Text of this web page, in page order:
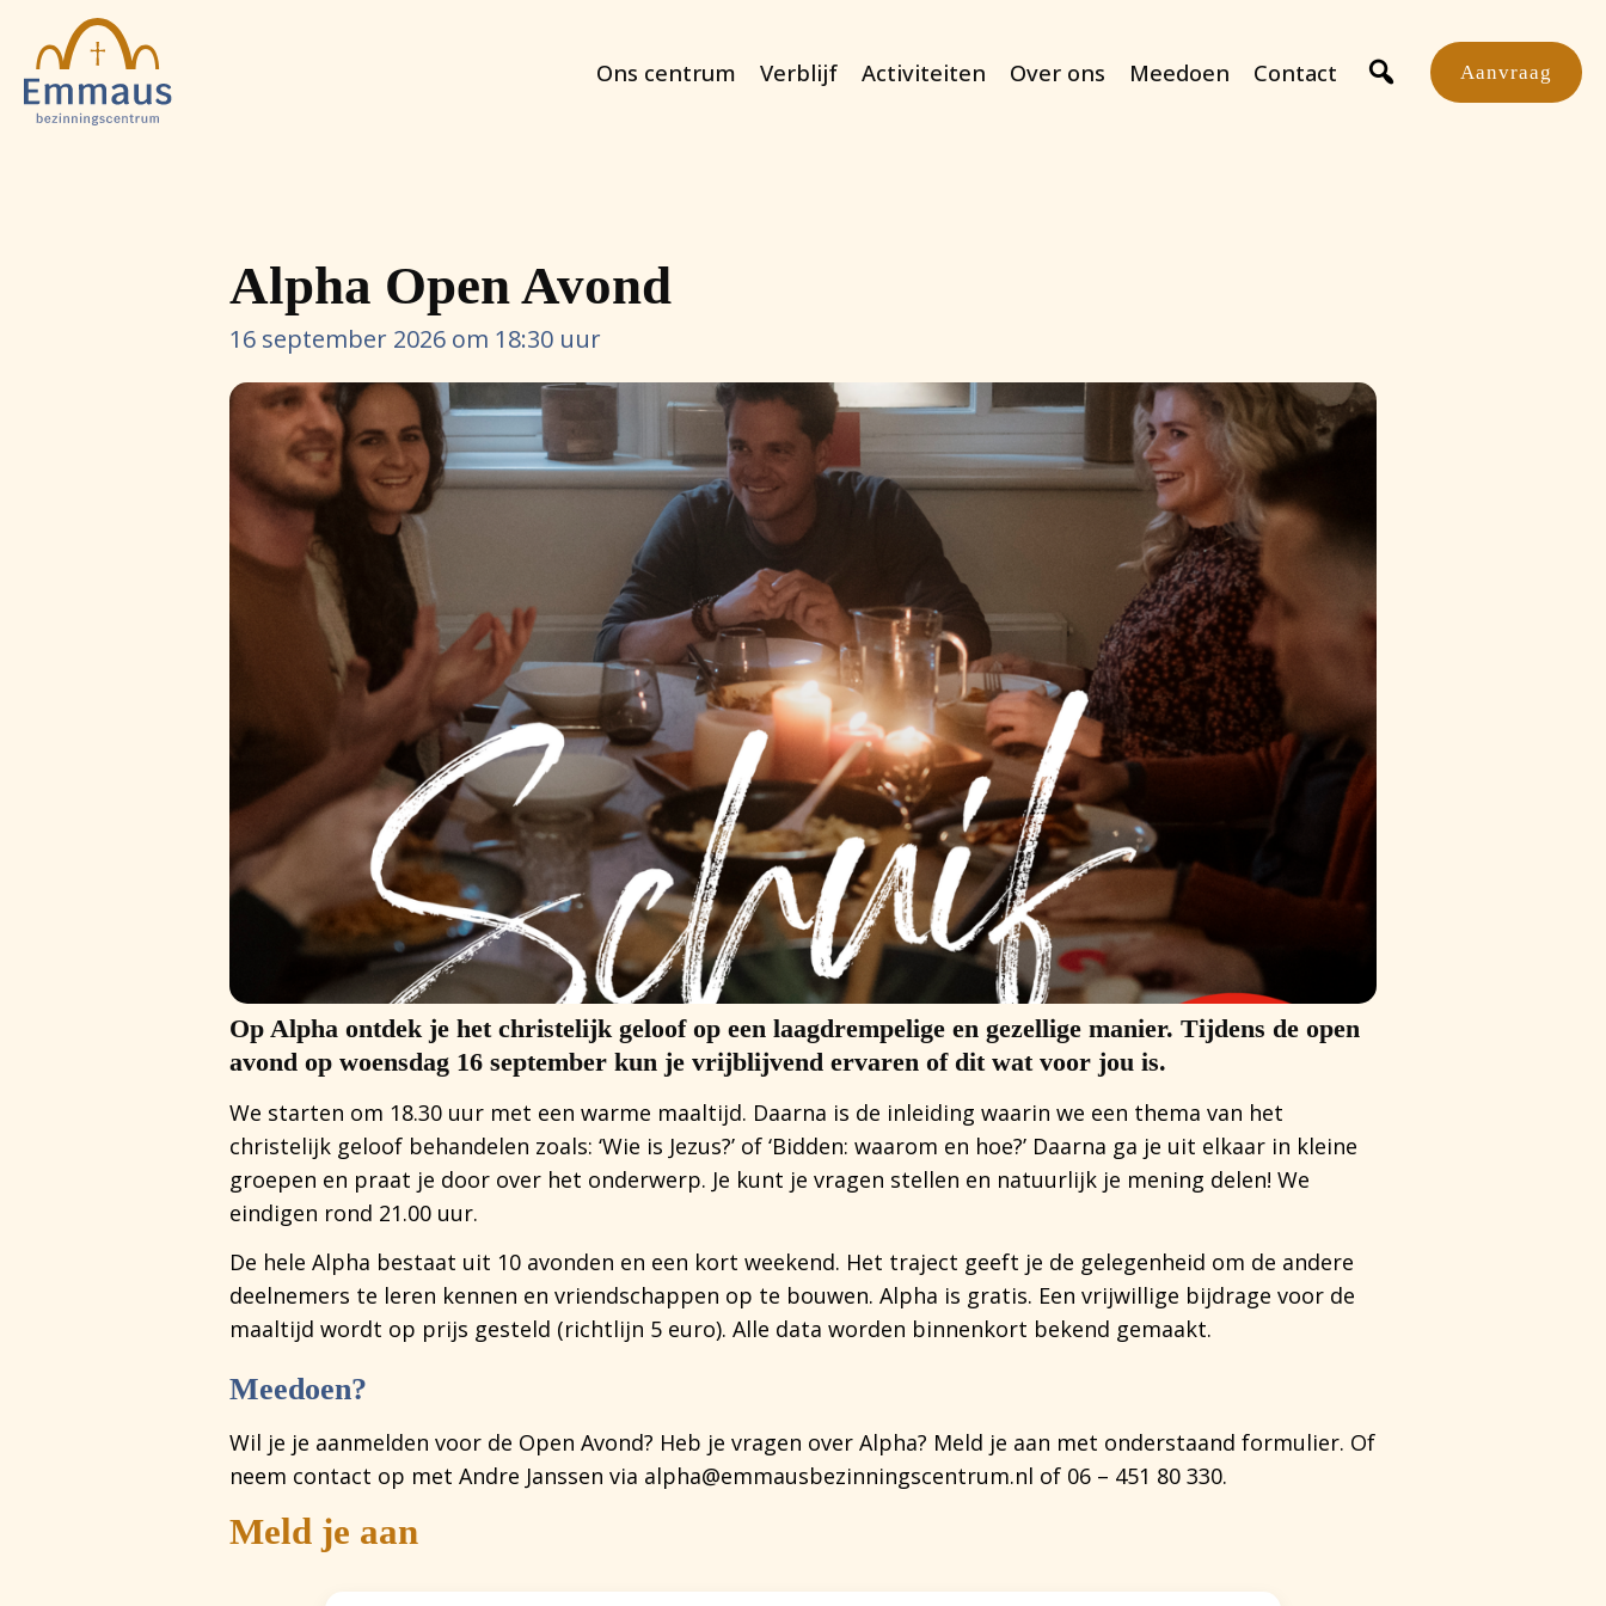
Ons centrum Verblijf Activiteiten Over ons Meedoen Contact Aanvraag
Alpha Open Avond
16 september 2026 om 18:30 uur
Op Alpha ontdek je het christelijk geloof op een laagdrempelige en gezellige manier. Tijdens de open
avond op woensdag 16 september kun je vrijblijvend ervaren of dit wat voor jou is.
We starten om 18.30 uur met een warme maaltijd. Daarna is de inleiding waarin we een thema van het
christelijk geloof behandelen zoals: ‘Wie is Jezus?’ of ‘Bidden: waarom en hoe?’ Daarna ga je uit elkaar in kleine
groepen en praat je door over het onderwerp. Je kunt je vragen stellen en natuurlijk je mening delen! We
eindigen rond 21.00 uur.
De hele Alpha bestaat uit 10 avonden en een kort weekend. Het traject geeft je de gelegenheid om de andere
deelnemers te leren kennen en vriendschappen op te bouwen. Alpha is gratis. Een vrijwillige bijdrage voor de
maaltijd wordt op prijs gesteld (richtlijn 5 euro). Alle data worden binnenkort bekend gemaakt.
Meedoen?
Wil je je aanmelden voor de Open Avond? Heb je vragen over Alpha? Meld je aan met onderstaand formulier. Of
neem contact op met Andre Janssen via alpha@emmausbezinningscentrum.nl of 06 – 451 80 330.
Meld je aan